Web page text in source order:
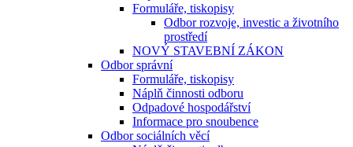
Formuláře, tiskopisy
Odbor rozvoje, investic a životního
prostředí
NOVÝ STAVEBNÍ ZÁKON
Odbor správní
Formuláře, tiskopisy
Náplň činnosti odboru
Odpadové hospodářství
Informace pro snoubence
Odbor sociálních věcí